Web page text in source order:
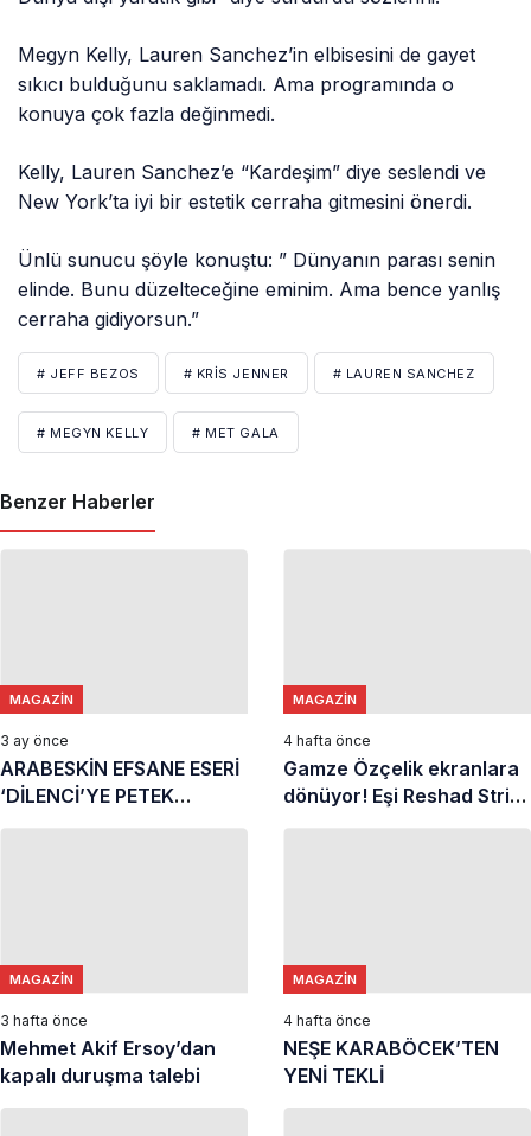
Megyn Kelly, Lauren Sanchez’in elbisesini de gayet
sıkıcı bulduğunu saklamadı. Ama programında o
konuya çok fazla değinmedi.
Kelly, Lauren Sanchez’e “Kardeşim” diye seslendi ve
New York’ta iyi bir estetik cerraha gitmesini önerdi.
Ünlü sunucu şöyle konuştu: ” Dünyanın parası senin
elinde. Bunu düzelteceğine eminim. Ama bence yanlış
cerraha gidiyorsun.”
# JEFF BEZOS # KRIS JENNER # LAUREN SANCHEZ
# MEGYN KELLY # MET GALA
Benzer Haberler
MAGAZIN
3 ay önce
ARABESKİN EFSANE ESERİ
‘DİLENCİ’YE PETEK
DİNÇÖZ YORUMU
MAGAZIN
4 hafta önce
Gamze Özçelik ekranlara
dönüyor! Eşi Reshad Strik
ile sürpriz çekim
MAGAZIN
3 hafta önce
Mehmet Akif Ersoy’dan
kapalı duruşma talebi
MAGAZIN
4 hafta önce
NEŞE KARABÖCEK’TEN
YENİ TEKLİ